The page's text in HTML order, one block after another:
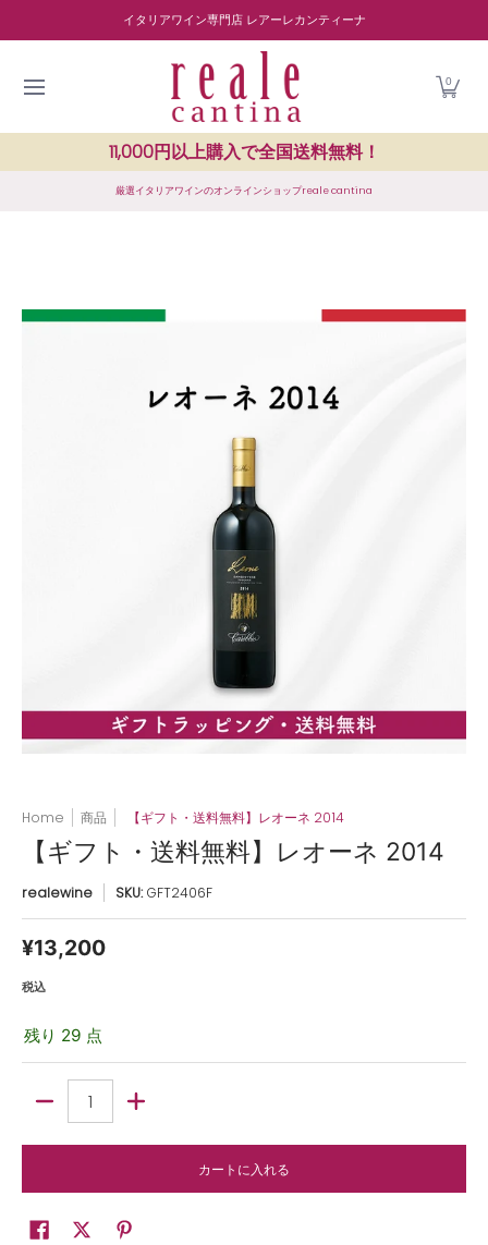
Skip to Main Content ワイナリー紹介 読み物 レストラン紹介
イタリアワイン専門店 レアーレカンティーナ
0
11,000円以上購入で全国送料無料！
厳選イタリアワインのオンラインショップreale cantina
Home 商品 【ギフト・送料無料】レオーネ 2014
【ギフト・送料無料】レオーネ 2014
realewine SKU:GFT2406F
¥13,200
税込
残り 29 点
カートに入れる